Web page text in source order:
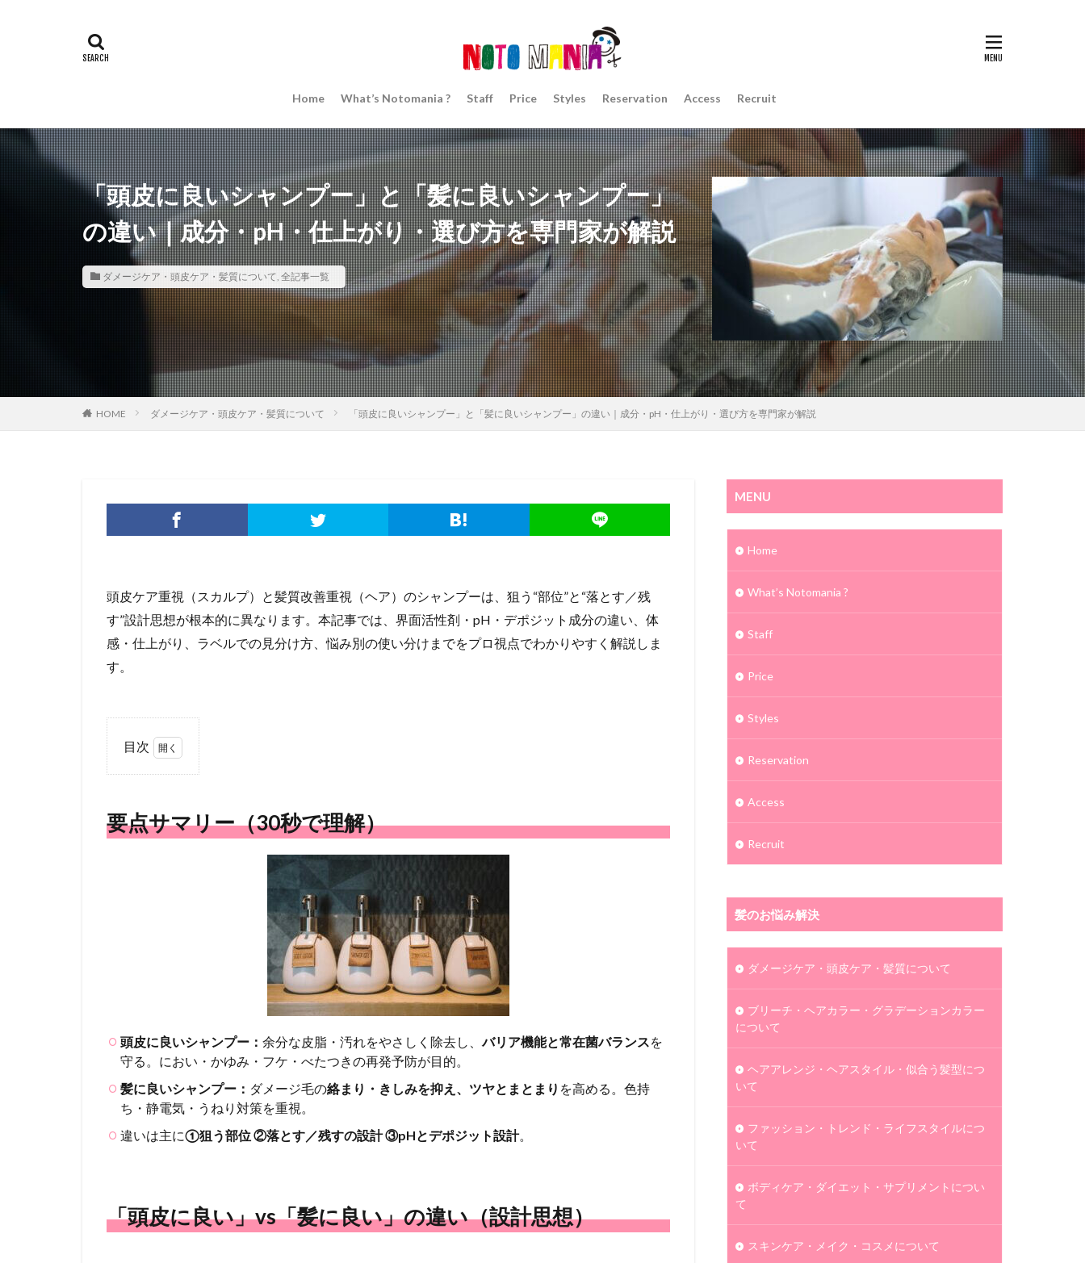
Home What’s Notomania ? Staff Price Styles Reservation Access Recruit
「頭皮に良いシャンプー」と「髪に良いシャンプー」
の違い｜成分・pH・仕上がり・選び方を専門家が解説
ダメージケア・頭皮ケア・髪質について, 全記事一覧
HOME ダメージケア・頭皮ケア・髪質について 「頭皮に良いシャンプー」と「髪に良いシャンプー」の違い｜成分・pH・仕上がり・選び方を専門家が解説
頭皮ケア重視（スカルプ）と髪質改善重視（ヘア）のシャンプーは、狙う“部位”と“落とす／残
す”設計思想が根本的に異なります。本記事では、界面活性剤・pH・デポジット成分の違い、体
感・仕上がり、ラベルでの見分け方、悩み別の使い分けまでをプロ視点でわかりやすく解説しま
す。
目次
リー
（30
違い
（設計
思想）
3
洗浄
基剤
剤）
の違
要点サマリー（30秒で理解）
頭皮に良いシャンプー： 余分な皮脂・汚れをやさしく除去し、 バリア機能と常在菌バランス を
守る。におい・かゆみ・フケ・べたつきの再発予防が目的。
髪に良いシャンプー： ダメージ毛の絡まり・きしみを抑え、ツヤとまとまり を高める。色持
ち・静電気・うねり対策を重視。
違いは主に①狙う部位 ②落とす／残すの設計 ③pHとデポジット設計。
「頭皮に良い」vs「髪に良い」の違い（設計思想）
MENU
Home
What’s Notomania ?
Staff
Price
Styles
Reservation
Access
Recruit
髪のお悩み解決
ダメージケア・頭皮ケア・髪質について
ブリーチ・ヘアカラー・グラデーションカラー
について
ヘアアレンジ・ヘアスタイル・似合う髪型につ
いて
ファッション・トレンド・ライフスタイルにつ
いて
ボディケア・ダイエット・サプリメントについ
て
スキンケア・メイク・コスメについて